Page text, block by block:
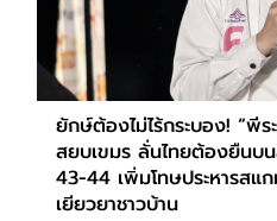
ยักษ์ต้องไม่ไร้กระบอง! “
สยบเขมร ลั่นไทยต้องยืนบ
43-44 เพิ่มโทษประหารสแ
เยียวยาชาวบ้าน